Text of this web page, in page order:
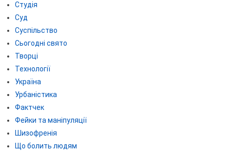
Студія
Суд
Суспільство
Сьогодні свято
Творці
Технології
Україна
Урбаністика
Фактчек
Фейки та маніпуляції
Шизофренія
Що болить людям